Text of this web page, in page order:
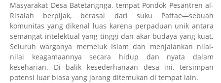
Masyarakat Desa Batetangnga, tempat Pondok Pesantren al-
Risalah berpijak, berasal dari suku Pattae—sebuah
komunitas yang dikenal luas karena perpaduan unik antara
semangat intelektual yang tinggi dan akar budaya yang kuat.
Seluruh warganya memeluk Islam dan menjalankan nilai-
nilai keagamaannya secara hidup dan nyata dalam
keseharian. Di balik kesederhanaan desa ini, tersimpan
potensi luar biasa yang jarang ditemukan di tempat lain.